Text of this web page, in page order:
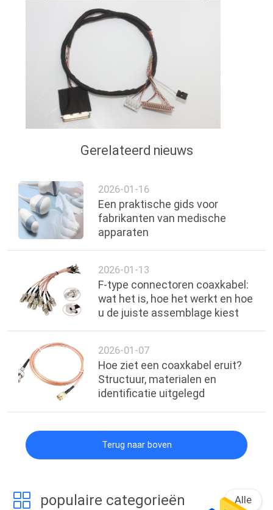
Gerelateerd nieuws
2026-01-16
Een praktische gids voor
fabrikanten van medische
apparaten
2026-01-13
F-type connectoren coaxkabel:
wat het is, hoe het werkt en hoe
u de juiste assemblage kiest
2026-01-07
Hoe ziet een coaxkabel eruit?
Structuur, materialen en
identificatie uitgelegd
Terug naar boven
populaire categorieën Alle